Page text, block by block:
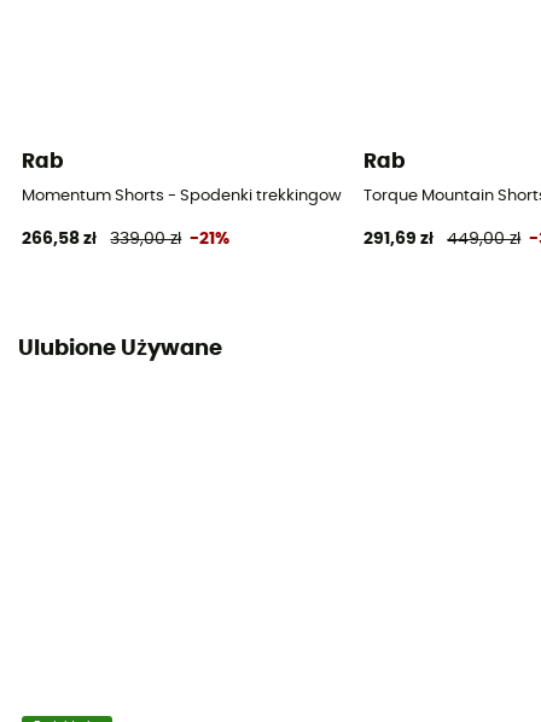
Rab
Momentum Shorts - Spodenki trekkingowe męskie
266,58 zł 339,00 zł -21%
Rab
Torque Mountain
291,69 zł 449,00 zł -
Ulubione Używane